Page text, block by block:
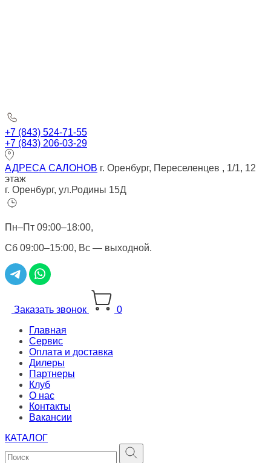
+7 (843) 524-71-55
+7 (843) 206-03-29
АДРЕСА САЛОНОВ г. Оренбург, Переселенцев , 1/1, 12
этаж
г. Оренбург, ул.Родины 15Д
Пн–Пт 09:00–18:00,
Сб 09:00–15:00, Вс — выходной.
Заказать звонок
0
Главная
Сервис
Оплата и доставка
Дилеры
Партнеры
Клуб
О нас
Контакты
Вакансии
КАТАЛОГ